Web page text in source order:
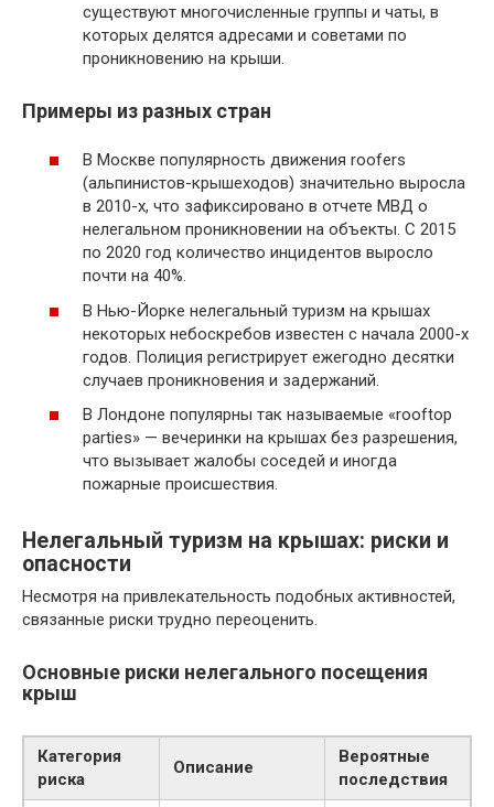
существуют многочисленные группы и чаты, в
которых делятся адресами и советами по
проникновению на крыши.
Примеры из разных стран
В Москве популярность движения roofers
(альпинистов-крышеходов) значительно выросла
в 2010-х, что зафиксировано в отчете МВД о
нелегальном проникновении на объекты. С 2015
по 2020 год количество инцидентов выросло
почти на 40%.
В Нью-Йорке нелегальный туризм на крышах
некоторых небоскребов известен с начала 2000-х
годов. Полиция регистрирует ежегодно десятки
случаев проникновения и задержаний.
В Лондоне популярны так называемые «rooftop
parties» — вечеринки на крышах без разрешения,
что вызывает жалобы соседей и иногда
пожарные происшествия.
Нелегальный туризм на крышах: риски и
опасности
Несмотря на привлекательность подобных активностей,
связанные риски трудно переоценить.
Основные риски нелегального посещения
крыш
Категория
риска
Описание
Вероятные
последствия